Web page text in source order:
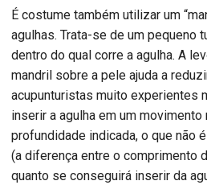
É costume também utilizar um
agulhas. Trata-se de um pequeno
dentro do qual corre a agulha. A
mandril sobre a pele ajuda a
acupunturistas muito experientes
inserir a agulha em um
profundidade indicada, o que não
(a diferença entre o comprimento
quanto se conseguirá inserir da